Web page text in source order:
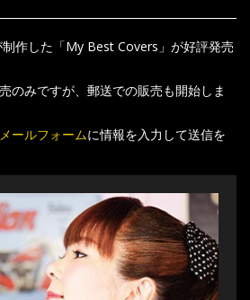
作した「My Best Covers」が好評発売
のみですが、郵送での販売も開始しま
ールフォームに情報を入力して送信を